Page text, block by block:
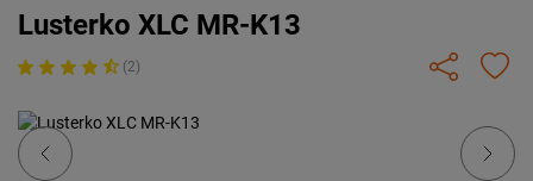
Lusterko XLC MR-K13
(2)
Previous Next